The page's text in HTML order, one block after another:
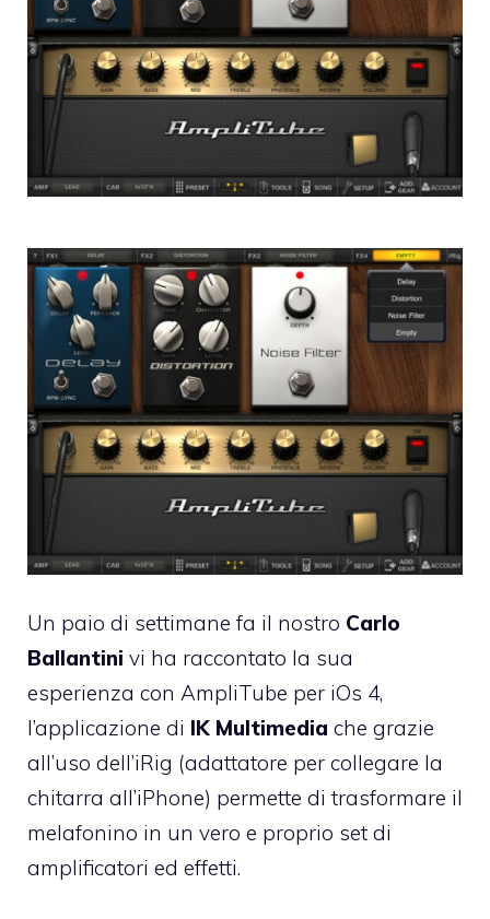
Un paio di settimane fa il nostro Carlo
Ballantini vi ha raccontato la sua
esperienza con AmpliTube per iOs 4,
l’applicazione di IK Multimedia che grazie
all’uso dell’iRig (adattatore per collegare la
chitarra all’iPhone) permette di trasformare il
melafonino in un vero e proprio set di
amplificatori ed effetti.